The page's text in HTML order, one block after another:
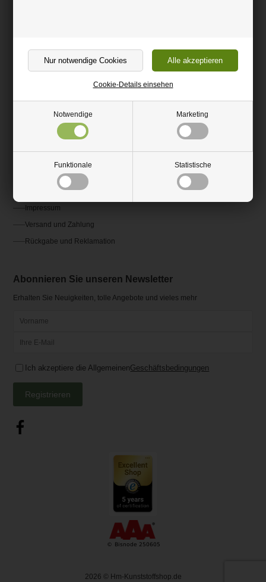
Notwendige Marketing
Funktionale Statistische
Cookie-Details einsehen
(+49) 0151 24821292
Kundenservice
Ratgeber und Inspiration
Impressum
Versand und Zahlung
Rückgabe und Reklamation
Abonnieren Sie unseren Newsletter
Erhalten Sie Neuigkeiten, tolle Angebote und vieles mehr
Ich akzeptiere die AllgemeinenGeschäftsbedingungen
Registrieren
2026 © Hm-Kunststoffshop.de